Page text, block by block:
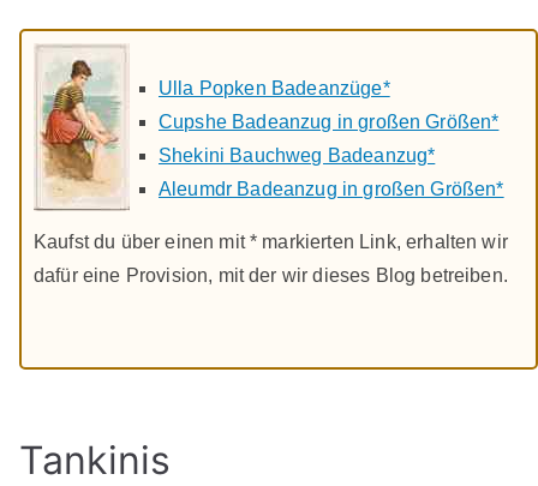
Ulla Popken Badeanzüge*
Cupshe Badeanzug in großen Größen*
Shekini Bauchweg Badeanzug*
Aleumdr Badeanzug in großen Größen*
Kaufst du über einen mit * markierten Link, erhalten wir
dafür eine Provision, mit der wir dieses Blog betreiben.
Tankinis